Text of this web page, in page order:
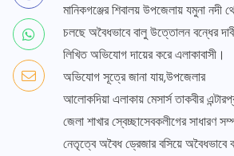
মানিকগঞ্জের শিবালয় উপজেলায় যমুনা নদী
চলছে অবৈধভাবে বালু উত্তোলন বন্ধের
লিখিত অভিযোগ দায়ের করে এলাকাবাসী।
অভিযোগ সূত্রে জানা যায়,উপজেলার
আলোকদিয়া এলাকায় মেসার্স তাকবীর
জেলা শাখার স্বেচ্ছাসেবকলীগের সাধারণ
নেতৃত্বে অবৈধ ড্রেজার বসিয়ে